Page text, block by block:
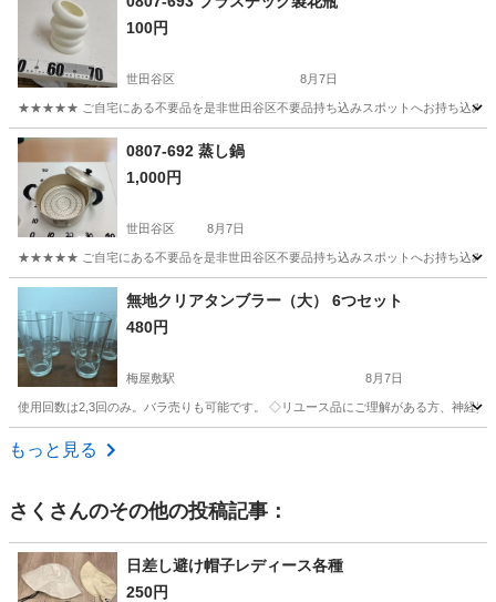
100円
世田谷区 8月7日
★★★★★ ご自宅にある不要品を是非世田谷区不要品持ち込みスポットへお持ち込みし
東京 世田谷区 スポット
0807-692 蒸し鍋
1,000円
世田谷区 8月7日
★★★★★ ご自宅にある不要品を是非世田谷区不要品持ち込みスポットへお持ち込みし
東京 世田谷区 調理器具 蒸し鍋
無地クリアタンブラー（大） 6つセット
480円
梅屋敷駅 8月7日
使用回数は2,3回のみ。バラ売りも可能です。 ◇リユース品にご理解がある方、神経
東京 大田区
もっと見る
さく さんのその他の投稿記事：
日差し避け帽子レディース各種
250円